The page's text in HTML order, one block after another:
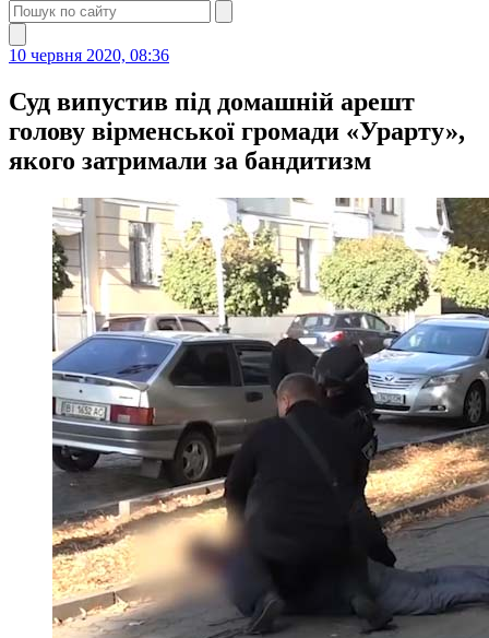
10 червня 2020, 08:36
Суд випустив під домашній арешт
голову вірменської громади «Урарту»,
якого затримали за бандитизм